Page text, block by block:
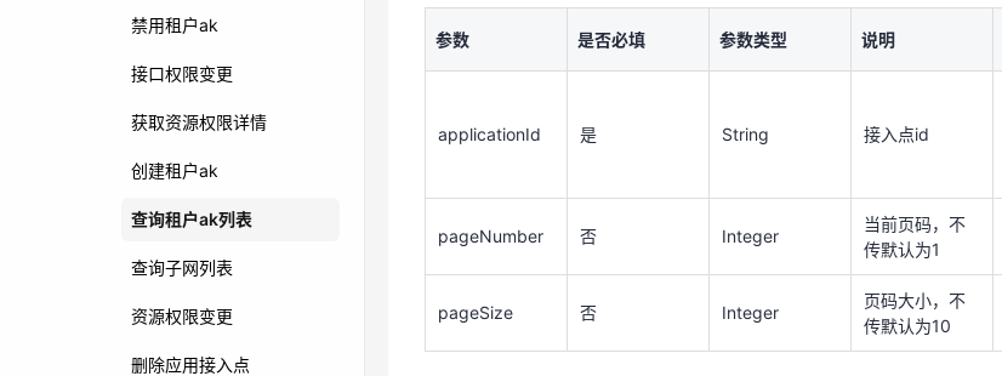
禁用租户ak
接口权限变更
获取资源权限详情
创建租户ak
查询租户ak列表
查询子网列表
资源权限变更
删除应用接入点
applicationId 是 String 接入点id
pageNumber 否 Integer
当前页码，不
页码大小，不
传默认为10
参数 是否必填 参数类型 说明
applicationId 是 String 接入点id
pageNumber 否 Integer
当前页码，不
传默认为1
pageSize 否 Integer
页码大小，不
传默认为10